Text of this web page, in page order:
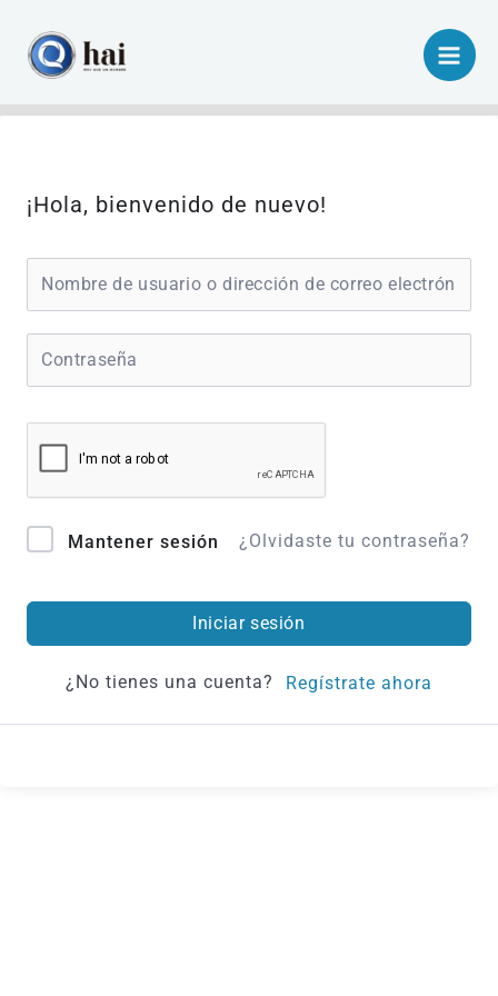
contenido
¡Hola, bienvenido de nuevo!
Mantener sesión ¿Olvidaste tu contraseña?
Iniciar sesión
¿No tienes una cuenta? Regístrate ahora